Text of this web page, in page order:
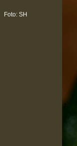
Foto: SH